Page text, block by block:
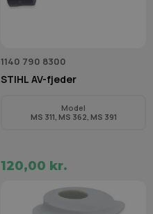
1140 790 8300
STIHL AV-fjeder
Model
MS 311, MS 362, MS 391
120,00 kr.